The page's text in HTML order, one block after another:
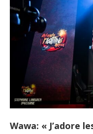
Wawa: « J’adore